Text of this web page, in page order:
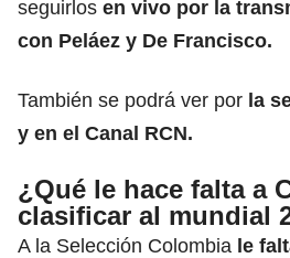
seguirlos en vivo por la
con Peláez y De Francisco.
También se podrá ver por la
y en el Canal RCN.
¿Qué le hace falta a
clasificar al mundial
A la Selección Colombia le